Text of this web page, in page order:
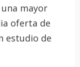
mayor
oferta de
estudio de